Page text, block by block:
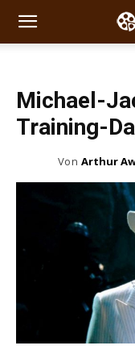
Michael-
Training-
Von Arthur